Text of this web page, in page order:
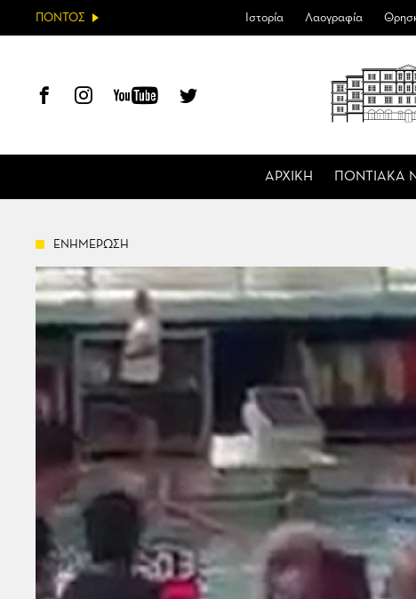
ΠΟΝΤΟΣ Ιστορία Λαογραφία
ΑΡΧΙΚΗ ΠΟΝΤΙΑΚΑ
ΕΝΗΜΕΡΩΣΗ